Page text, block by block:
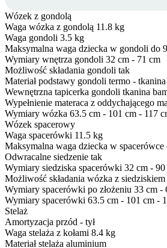
Wózek z gondolą
Waga wózka z gondolą 11.8 kg
Waga gondoli 3.5 kg
Maksymalna waga dziecka w gondoli do
Wymiary wnętrza gondoli 32 cm - 71 cm
Możliwość składania gondoli tak
Materiał podstawy gondoli termo - tkanina
Wewnętrzna tapicerka gondoli tkanina
Wypełnienie materaca z oddychającego
Wymiary wózka 63.5 cm - 101 cm - 117
Wózek spacerowy
Waga spacerówki 11.5 kg
Maksymalna waga dziecka w spacerówce
Odwracalne siedzenie tak
Wymiary siedziska spacerówki 32 cm - 90
Możliwość składania wózka z siedziskiem
Wymiary spacerówki po złożeniu 33 cm -
Wymiary spacerówki 63.5 cm - 101 cm -
Stelaż
Amortyzacja przód - tył
Waga stelaża z kołami 8.4 kg
Materiał stelaża aluminium